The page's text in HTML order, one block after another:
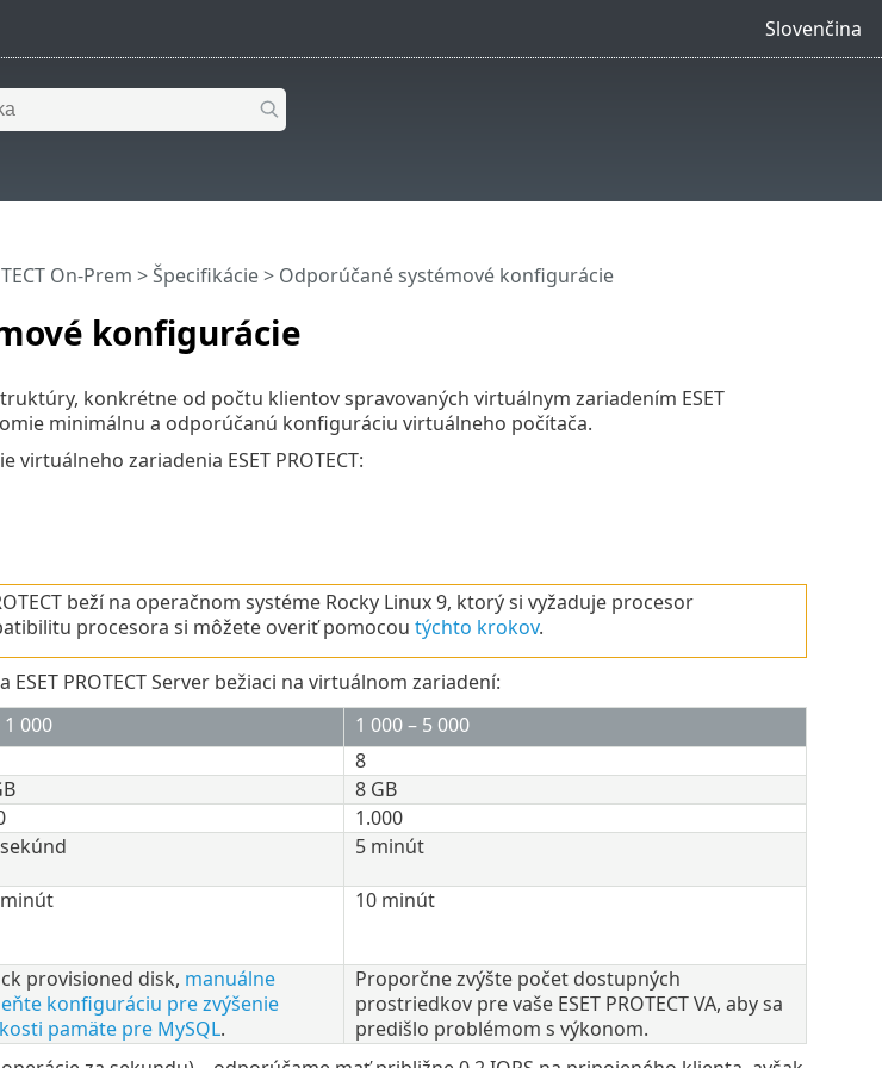
Slovenčina
konfigurácie
On-Prem >Špecifikácie> Odporúčané systémové konfigurácie
konkrétne od počtu klientov spravovaných virtuálnym zariadením ESET
minimálnu a odporúčanú konfiguráciu virtuálneho počítača.
zariadenia ESET PROTECT:
beží na operačnom systéme Rocky Linux 9, ktorý si vyžaduje procesor
procesora si môžete overiť pomocou týchto krokov.
PROTECT Server bežiaci na virtuálnom zariadení:
000
1 000 – 5 000
8
8 GB
1.000
5 minút
10 minút
provisioned disk, manuálne
konfiguráciu pre zvýšenie
pamäte pre MySQL.
Proporčne zvýšte počet dostupných
prostriedkov pre vaše ESET PROTECT VA, aby sa
predišlo problémom s výkonom.